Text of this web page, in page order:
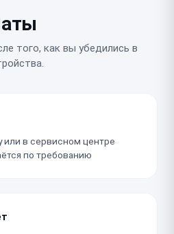
того, как вы убедились в
или в сервисном центре
по требованию